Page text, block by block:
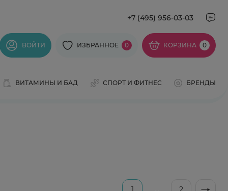
+7 (495) 956-03-03
ВОЙТИ ИЗБРАННОЕ 0 КОРЗИНА 0
ВИТАМИНЫ И БАД СПОРТ И ФИТНЕС БРЕНДЫ